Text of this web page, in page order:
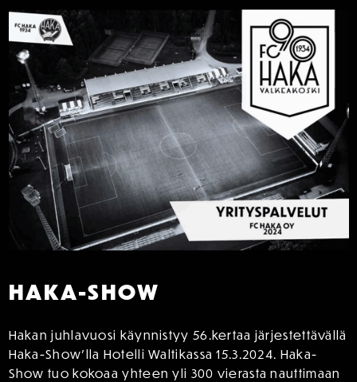
HAKA-SHOW
Hakan juhlavuosi käynnistyy 56.kertaa järjestettävällä
Haka-Show’lla Hotelli Waltikassa 15.3.2024. Haka-
Show tuo kokoaa yhteen yli 300 vierasta nauttimaan